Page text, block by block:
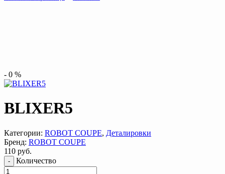
- 0 %
BLIXER5
Категории: ROBOT COUPE, Деталировки
Бренд: ROBOT COUPE
110 руб.
- Количество